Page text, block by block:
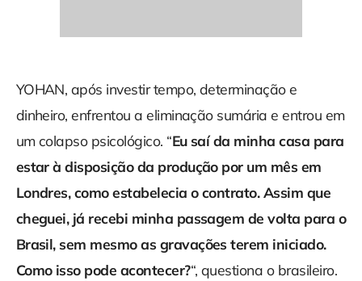
YOHAN, após investir tempo, determinação e
dinheiro, enfrentou a eliminação sumária e entrou em
um colapso psicológico. “Eu saí da minha casa para
estar à disposição da produção por um mês em
Londres, como estabelecia o contrato. Assim que
cheguei, já recebi minha passagem de volta para o
Brasil, sem mesmo as gravações terem iniciado.
Como isso pode acontecer?“, questiona o brasileiro.